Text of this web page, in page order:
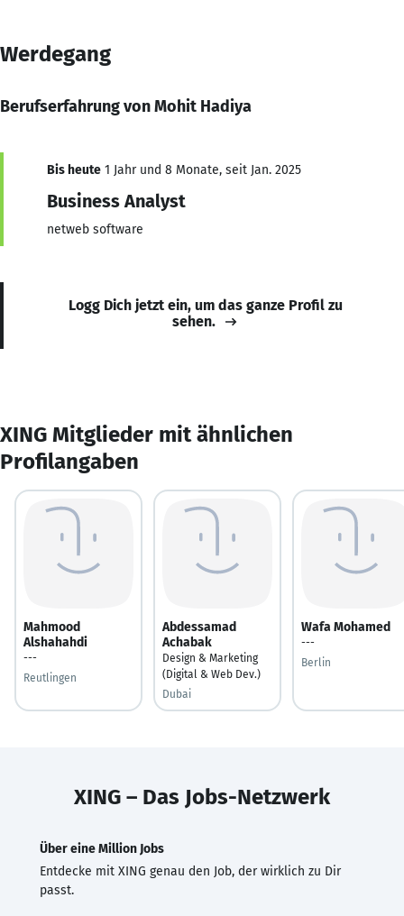
Werdegang
Berufserfahrung von Mohit Hadiya
Bis heute 1 Jahr und 8 Monate, seit Jan. 2025
Business Analyst
netweb software
Logg Dich jetzt ein, um das ganze Profil zu
sehen.
XING Mitglieder mit ähnlichen
Profilangaben
Mahmood
Alshahahdi
---
Reutlingen
Abdessamad
Achabak
Design & Marketing
(Digital & Web Dev.)
Dubai
Wafa Mohamed
---
Berlin
XING – Das Jobs-Netzwerk
Über eine Million Jobs
Entdecke mit XING genau den Job, der wirklich zu Dir
passt.